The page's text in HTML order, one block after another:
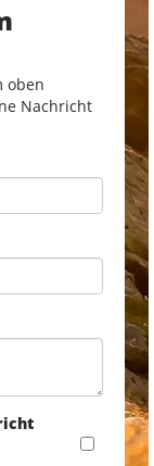
oben
Nachricht